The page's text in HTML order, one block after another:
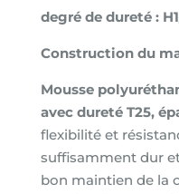
90x200cm
degré de dureté :
Construction du
Mousse
avec dureté T25,
flexibilité et
suffisamment dur
bon maintien de la